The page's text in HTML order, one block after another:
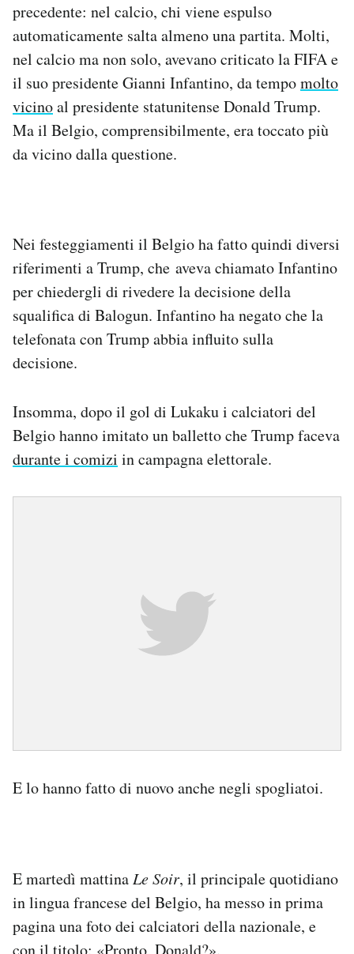
precedente: nel calcio, chi viene espulso
automaticamente salta almeno una partita. Molti,
nel calcio ma non solo, avevano criticato la FIFA e
il suo presidente Gianni Infantino, da tempomolto
vicinoal presidente statunitense Donald Trump.
Ma il Belgio, comprensibilmente, era toccato più
da vicino dalla questione.
Nei festeggiamenti il Belgio ha fatto quindi diversi
riferimenti a Trump, che aveva chiamato Infantino
per chiedergli di rivedere la decisione della
squalifica di Balogun. Infantino ha negato che la
telefonata con Trump abbia influito sulla
decisione.
Insomma, dopo il gol di Lukaku i calciatori del
Belgio hanno imitato un balletto che Trump faceva
durante i comizi in campagna elettorale.
E lo hanno fatto di nuovo anche negli spogliatoi.
E martedì mattina Le Soir, il principale quotidiano
in lingua francese del Belgio, ha messo in prima
pagina una foto dei calciatori della nazionale, e
con il titolo: «Pronto, Donald?».